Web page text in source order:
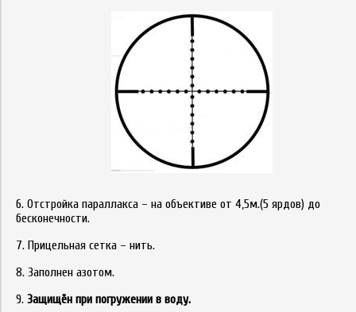
6. Отстройка параллакса – на объективе от 4,5м.(5 ярдов) до
бесконечности.
7. Прицельная сетка – нить.
8. Заполнен азотом.
9. Защищён при погружении в воду.